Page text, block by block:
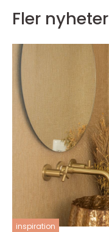
Fler nyheter
inspiration